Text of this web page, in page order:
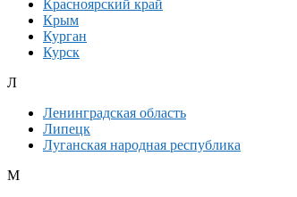
Красноярский край
Крым
Курган
Курск
Л
Ленинградская область
Липецк
Луганская народная республика
М